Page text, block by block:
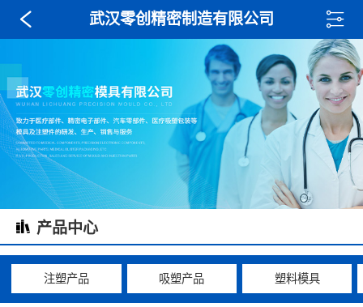
武汉零创精密制造有限公司
产品中心
注塑产品 吸塑产品 塑料模具